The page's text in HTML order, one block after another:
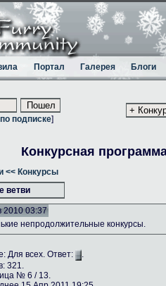
Портал Галерея Блоги
по подписке]
Конкурсная
<< Конкурсы
ветви
2010 03:37
непродолжительные конкурсы.
Для всех. Ответ:
.
321.
№ 6 / 13.